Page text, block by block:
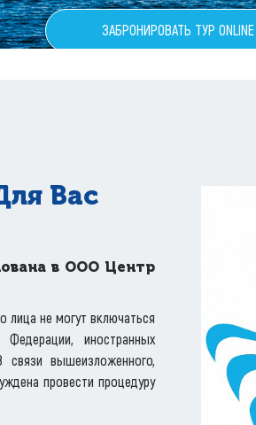
ЗАБРОНИРОВАТЬ ТУР ONLINE
Вас
в ООО Центр
лица не могут включаться
иностранных
вышеизложенного,
провести процедуру